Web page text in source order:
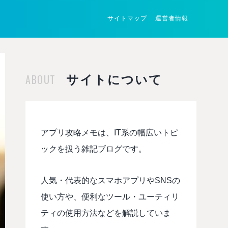
サイトマップ 運営者情報
ABOUT サイトについて
アプリ攻略メモは、IT系の幅広いトピ
ックを扱う雑記ブログです。
人気・代表的なスマホアプリやSNSの
使い方や、便利なツール・ユーティリ
ティの使用方法などを解説していま